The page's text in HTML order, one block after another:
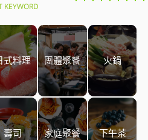
KEYWORD
式料理 團體聚餐 火鍋
壽司 家庭聚餐 下午茶